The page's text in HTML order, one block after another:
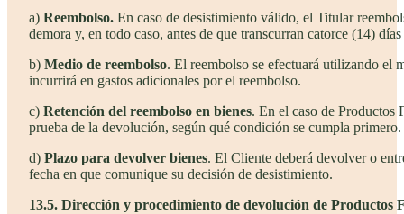
a) Reembolso. En caso de desistimiento válido, el Titular
demora y, en todo caso, antes de que transcurran catorce (14)
b) Medio de reembolso. El reembolso se efectuará utilizando el
incurrirá en gastos adicionales por el reembolso.
c) Retención del reembolso en bienes. En el caso de Productos
prueba de la devolución, según qué condición se cumpla primero.
d) Plazo para devolver bienes. El Cliente deberá devolver o
fecha en que comunique su decisión de desistimiento.
13.5. Dirección y procedimiento de devolución de Productos